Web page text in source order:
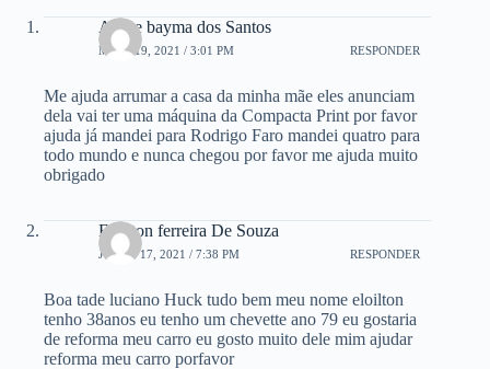
Andre bayma dos Santos
MAIO 19, 2021 / 3:01 PM RESPONDER
Me ajuda arrumar a casa da minha mãe eles anunciam
dela vai ter uma máquina da Compacta Print por favor
ajuda já mandei para Rodrigo Faro mandei quatro para
todo mundo e nunca chegou por favor me ajuda muito
obrigado
Eloilton ferreira De Souza
JULHO 17, 2021 / 7:38 PM RESPONDER
Boa tade luciano Huck tudo bem meu nome eloilton
tenho 38anos eu tenho um chevette ano 79 eu gostaria
de reforma meu carro eu gosto muito dele mim ajudar
reforma meu carro porfavor